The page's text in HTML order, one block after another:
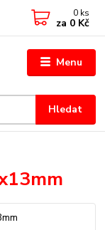
Menu
Hledat
0 ks
za 0 Kč